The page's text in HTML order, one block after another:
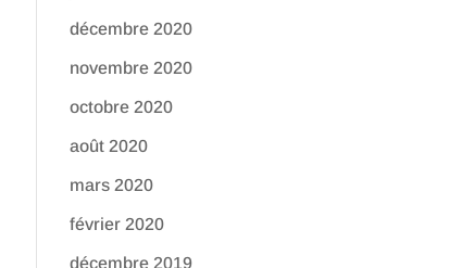
décembre 2020
novembre 2020
octobre 2020
août 2020
mars 2020
février 2020
décembre 2019